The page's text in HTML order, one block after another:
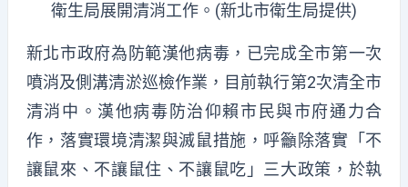
衛生局展開清消工作。(新北市衛生局提供)
新北市政府為防範漢他病毒，已完成全市第一次
噴消及側溝清淤巡檢作業，目前執行第2次清全市
清消中。漢他病毒防治仰賴市民與市府通力合
作，落實環境清潔與滅鼠措施，呼籲除落實「不
讓鼠來、不讓鼠住、不讓鼠吃」三大政策，於執